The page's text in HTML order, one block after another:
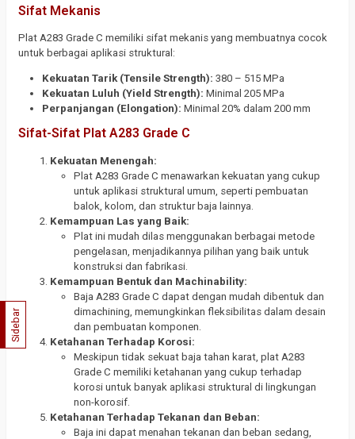
Sifat Mekanis
Plat A283 Grade C memiliki sifat mekanis yang membuatnya cocok
untuk berbagai aplikasi struktural:
Kekuatan Tarik (Tensile Strength): 380 – 515 MPa
Kekuatan Luluh (Yield Strength): Minimal 205 MPa
Perpanjangan (Elongation): Minimal 20% dalam 200 mm
Sifat-Sifat Plat A283 Grade C
Kekuatan Menengah:
Plat A283 Grade C menawarkan kekuatan yang cukup
untuk aplikasi struktural umum, seperti pembuatan
balok, kolom, dan struktur baja lainnya.
Kemampuan Las yang Baik:
Plat ini mudah dilas menggunakan berbagai metode
pengelasan, menjadikannya pilihan yang baik untuk
konstruksi dan fabrikasi.
Kemampuan Bentuk dan Machinability:
Baja A283 Grade C dapat dengan mudah dibentuk dan
dimachining, memungkinkan fleksibilitas dalam desain
dan pembuatan komponen.
Ketahanan Terhadap Korosi:
Meskipun tidak sekuat baja tahan karat, plat A283
Grade C memiliki ketahanan yang cukup terhadap
korosi untuk banyak aplikasi struktural di lingkungan
non-korosif.
Ketahanan Terhadap Tekanan dan Beban:
Baja ini dapat menahan tekanan dan beban sedang,
Sidebar